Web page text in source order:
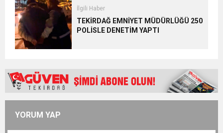
İlgili Haber
TEKİRDAĞ EMNİYET MÜDÜRLÜĞÜ 250
POLİSLE DENETİM YAPTI
YORUM YAP